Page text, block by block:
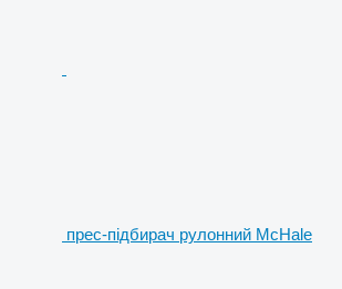
прес-підбирач рулонний McHale